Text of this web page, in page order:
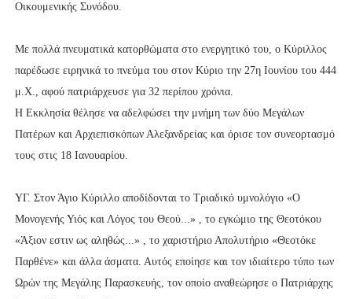
Οικουμενικής Συνόδου.
Με πολλά πνευματικά κατορθώματα στο ενεργητικό του, ο Κύριλλος
παρέδωσε ειρηνικά το πνεύμα του στον Κύριο την 27η Ιουνίου του 444
μ.Χ., αφού πατριάρχευσε για 32 περίπου χρόνια.
Η Εκκλησία θέλησε να αδελφώσει την μνήμη των δύο Μεγάλων
Πατέρων και Αρχιεπισκόπων Αλεξανδρείας και όρισε τον συνεορτασμό
τους στις 18 Ιανουαρίου.
ΥΓ. Στον Άγιο Κύριλλο αποδίδονται το Τριαδικό υμνολόγιο «Ο
Μονογενής Υιός και Λόγος του Θεού...» , το εγκώμιο της Θεοτόκου
«Άξιον εστιν ως αληθώς...» , το χαριστήριο Απολυτήριο «Θεοτόκε
Παρθένε» και άλλα άσματα. Αυτός εποίησε και τον ιδιαίτερο τύπο των
Ωρών της Μεγάλης Παρασκευής, τον οποίο αναθεώρησε ο Πατριάρχης